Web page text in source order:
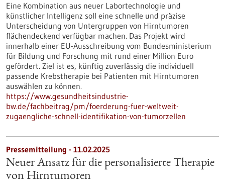
Eine Kombination aus neuer Labortechnologie und
künstlicher Intelligenz soll eine schnelle und präzise
Unterscheidung von Untergruppen von Hirntumoren
flächendeckend verfügbar machen. Das Projekt wird
innerhalb einer EU-Ausschreibung vom Bundesministerium
für Bildung und Forschung mit rund einer Million Euro
gefördert. Ziel ist es, künftig zuverlässig die individuell
passende Krebstherapie bei Patienten mit Hirntumoren
auswählen zu können.
https://www.gesundheitsindustrie-
bw.de/fachbeitrag/pm/foerderung-fuer-weltweit-
zugaengliche-schnell-identifikation-von-tumorzellen
Pressemitteilung - 11.02.2025
Neuer Ansatz für die personalisierte Therapie
von Hirntumoren